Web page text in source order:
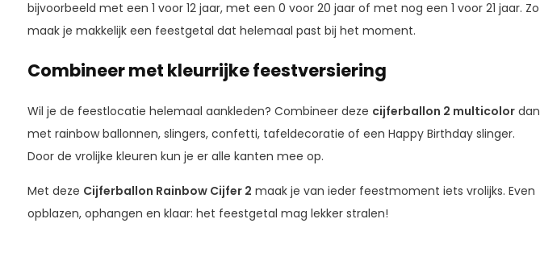
bijvoorbeeld met een 1 voor 12 jaar, met een 0 voor 20 jaar of met nog een 1 voor 21 jaar. Zo
maak je makkelijk een feestgetal dat helemaal past bij het moment.
Combineer met kleurrijke feestversiering
Wil je de feestlocatie helemaal aankleden? Combineer deze cijferballon 2 multicolordan
met rainbow ballonnen, slingers, confetti, tafeldecoratie of een Happy Birthday slinger.
Door de vrolijke kleuren kun je er alle kanten mee op.
Met deze Cijferballon Rainbow Cijfer 2 maak je van ieder feestmoment iets vrolijks. Even
opblazen, ophangen en klaar: het feestgetal mag lekker stralen!